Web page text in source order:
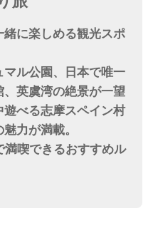
に楽しめる観光スポ
ル公園、日本で唯一
英虞湾の絶景が一望
べる志摩スペイン村
力が満載。
満喫できるおすすめル